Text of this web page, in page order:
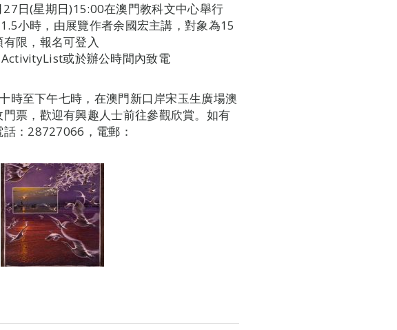
日(星期日)15:00在澳門教科文中心舉行
小時，由展覽作者余國宏主講，對象為15
限，報名可登入
或於辦公時間內致電
時至下午七時，在澳門新口岸宋玉生廣場澳
票，歡迎有興趣人士前往參觀欣賞。如有
：28727066，電郵：